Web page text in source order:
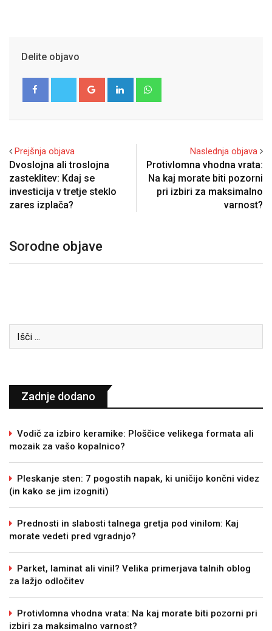
Delite objavo
Google+ LinkedIn
Prejšnja objava
Dvoslojna ali troslojna
zasteklitev: Kdaj se
investicija v tretje steklo
zares izplača?
Naslednja objava
Protivlomna vhodna vrata:
Na kaj morate biti pozorni
pri izbiri za maksimalno
varnost?
Sorodne objave
Zadnje dodano
Vodič za izbiro keramike: Ploščice velikega formata ali
mozaik za vašo kopalnico?
Pleskanje sten: 7 pogostih napak, ki uničijo končni videz
(in kako se jim izogniti)
Prednosti in slabosti talnega gretja pod vinilom: Kaj
morate vedeti pred vgradnjo?
Parket, laminat ali vinil? Velika primerjava talnih oblog
za lažjo odločitev
Protivlomna vhodna vrata: Na kaj morate biti pozorni pri
izbiri za maksimalno varnost?